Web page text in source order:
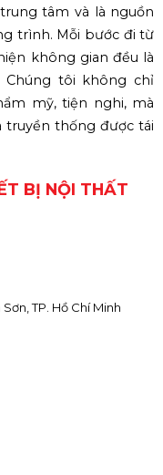
tâm và là nguồn
trình. Mỗi bước đi từ
không gian đều là
tôi không chỉ
mỹ, tiện nghi, mà
truyền thống được tái
BỊ NỘI THẤT
TP. Hồ Chí Minh